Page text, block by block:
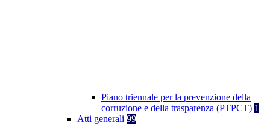
Piano triennale per la prevenzione della
corruzione e della trasparenza (PTPCT) 1
Atti generali 99